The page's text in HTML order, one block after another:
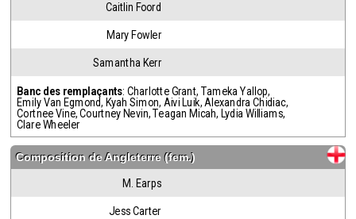
Caitlin Foord
Mary Fowler
Samantha Kerr
Banc des remplaçants: Charlotte Grant, Tameka Yallop,
Emily Van Egmond, Kyah Simon, Aivi Luik, Alexandra Chidiac,
Cortnee Vine,Courtney Nevin,Teagan Micah, Lydia Williams,
Clare Wheeler
Composition deAngleterre (fem.)
M. Earps
Jess Carter